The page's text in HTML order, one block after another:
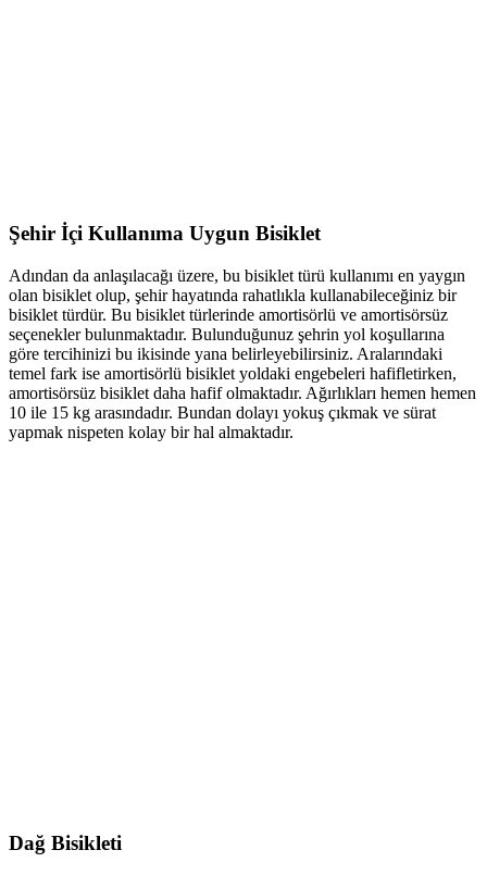
Şehir İçi Kullanıma Uygun Bisiklet
Adından da anlaşılacağı üzere, bu bisiklet türü kullanımı en yaygın
olan bisiklet olup, şehir hayatında rahatlıkla kullanabileceğiniz bir
bisiklet türdür. Bu bisiklet türlerinde amortisörlü ve amortisörsüz
seçenekler bulunmaktadır. Bulunduğunuz şehrin yol koşullarına
göre tercihinizi bu ikisinde yana belirleyebilirsiniz. Aralarındaki
temel fark ise amortisörlü bisiklet yoldaki engebeleri hafifletirken,
amortisörsüz bisiklet daha hafif olmaktadır. Ağırlıkları hemen hemen
10 ile 15 kg arasındadır. Bundan dolayı yokuş çıkmak ve sürat
yapmak nispeten kolay bir hal almaktadır.
Dağ Bisikleti